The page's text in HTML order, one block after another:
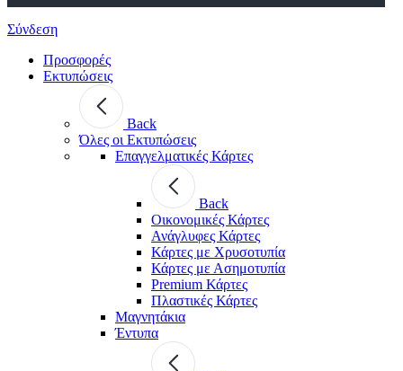
Σύνδεση
Προσφορές
Εκτυπώσεις
Back
Όλες οι Εκτυπώσεις
Επαγγελματικές Κάρτες
Back
Οικονομικές Κάρτες
Ανάγλυφες Κάρτες
Κάρτες με Χρυσοτυπία
Κάρτες με Ασημοτυπία
Premium Κάρτες
Πλαστικές Κάρτες
Μαγνητάκια
Έντυπα